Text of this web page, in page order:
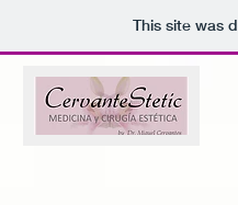
This site was